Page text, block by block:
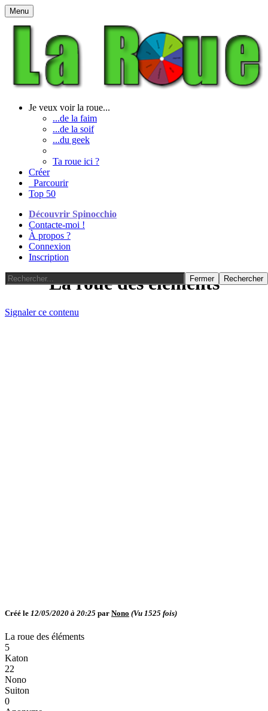
Menu
Je veux voir la roue...
...de la faim
...de la soif
...du geek
Ta roue ici ?
Créer
Parcourir
Top 50
Découvrir Spinocchio
Contacte-moi !
À propos ?
Connexion
Inscription
Fermer Rechercher
La roue des éléments
Signaler ce contenu
Créé le 12/05/2020 à 20:25 par Nono (Vu 1525 fois)
La roue des éléments
5
Katon
22
Nono
Suiton
0